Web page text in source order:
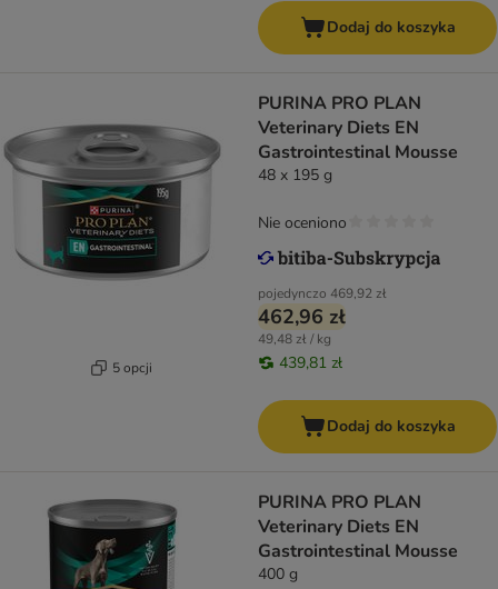
Dodaj do koszyka
5 opcji
PURINA PRO PLAN
Veterinary Diets EN
Gastrointestinal Mousse
48 x 195 g
pojedynczo 469,92 zł
462,96 zł
49,48 zł / kg
439,81 zł
Nie oceniono
Dodaj do koszyka
PURINA PRO PLAN
Veterinary Diets EN
Gastrointestinal Mousse
400 g